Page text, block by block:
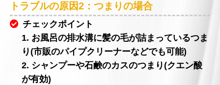
トラブルの原因2：つまりの場合
チェックポイント
1. お風呂の排水溝に髪の毛が詰まっているつま
り(市販のパイプクリーナーなどでも可能)
2. シャンプーや石鹸のカスのつまり(クエン酸
が有効)